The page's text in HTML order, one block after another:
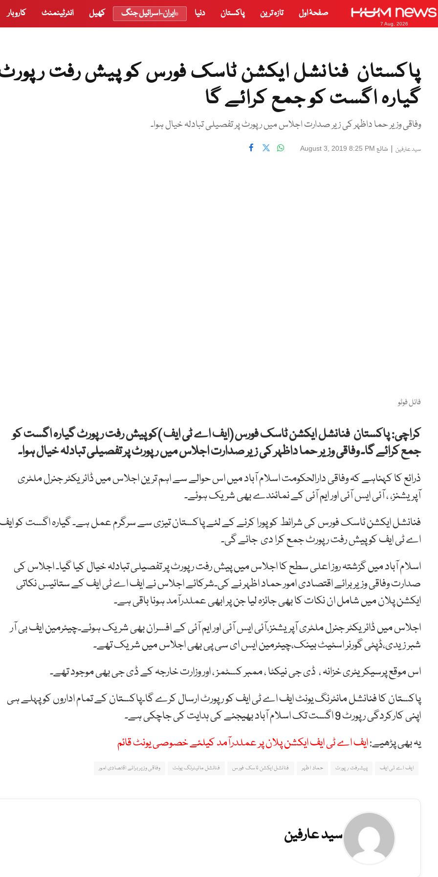
7 Aug, 2026
صفحۂ اول تازہ ترین پاکستان دنیا ایران-اسرائیل جنگ کھیل انٹرٹینمنٹ کاروبار
پاکستان فنانشل ایکشن ٹاسک فورس کو پیش رفت
گیارہ اگست کو جمع کرائے گا
وفاقی وزیر حما داظہر کی زیر صدارت اجلاس میں رپورٹ پر تفصیلی تبادلہ خیال ہوا۔
سید عارفین | شائع August 3, 2019 8:25 PM
فائل فوٹو
کراچی: پاکستان فنانشل ایکشن ٹاسک فورس (ایف اے ٹی ایف )کو پیش رفت رپورٹ گیارہ اگست کو
جمع کرائے گا۔ وفاقی وزیر حما داظہر کی زیر صدارت اجلاس میں رپورٹ پر تفصیلی تبادلہ خیال ہوا۔
ذرائع کا کہناہے کہ وفاقی دارالحکومت اسلام آباد میں اس حوالے سے اہم ترین اجلاس میں ڈائریکٹر جنرل ملٹری
آپریشنز، ، آئی ایس آئی اور ایم آئی کے نمائندے بھی شریک ہوئے۔
فنانشل ایکشن ٹاسک فورس کی شرائط کو پورا کرنے کے لئے پاکستان تیزی سے سرگرم عمل ہے۔ گیارہ اگست کو
اے ٹی ایف کو پیش رفت رپورٹ جمع کرا دی جائے گی۔
اسلام آباد میں گزشتہ روز اعلی سطح کا اجلاس میں پیش رفت رپورٹ پر تفصیلی تبادلہ خیال کیا گیا۔ اجلاس کی
صدارت وفاقی وزیر برائے اقتصادی امور حماد اظہر نے کی۔شرکائے اجلاس نے ایف اے ٹی ایف کے ستائیس نکاتی
ایکشن پلان میں شامل ان نکات کا بھی جائزہ لیا جن پر ابھی عملدرآمد ہونا باقی ہے۔
اجلاس میں ڈائریکٹر جنرل ملٹری آپریشنز،آئی ایس آئی اور ایم آئی کے افسران بھی شریک ہوئے۔چیئرمین ایف بی آر
شبر زیدی،ڈپٹی گورنر اسٹیٹ بینک،چیئرمین ایس ای سی پی بھی اجلاس میں شریک تھے۔
اس موقع پرسیکریٹری خزانہ ، ڈی جی نیکٹا ، ممبر کسٹمز ، اور وزارت خارجہ کے ڈی جی بھی موجود تھے۔
پاکستان کا فنانشل مانٹرنگ یونٹ ایف اے ٹی ایف کو رپورٹ ارسال کرے گا۔پاکستان کے تمام اداروں کو پہلے ہی
اپنی کارکردگی رپورٹ 9 اگست تک اسلام آباد بھیجنے کی ہدایت کی جاچکی ہے۔
یہ بھی پڑھیے:ایف اے ٹی ایف ایکشن پلان پر عملدرآمد کیلئے خصوصی یونٹ قائم
ایف اے ٹی ایف پیشرفت رپورٹ حماد اظہر فنانشل ایکشن ٹاسک فورس فنانشل مانیٹرنگ یونٹ وفاقی وزیر برائے اقتصادی امور
سید عارفین